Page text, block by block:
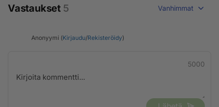
Vastaukset 5 Vanhimmat
Anonyymi (Kirjaudu/Rekisteröidy)
5000